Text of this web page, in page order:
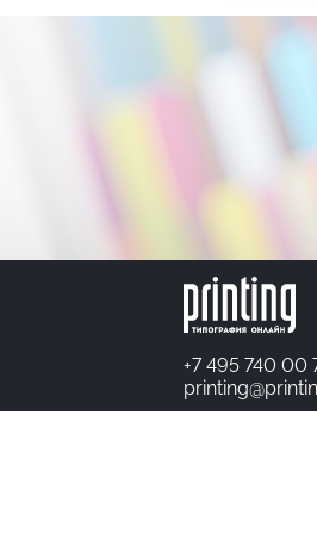
+7 495 740 00